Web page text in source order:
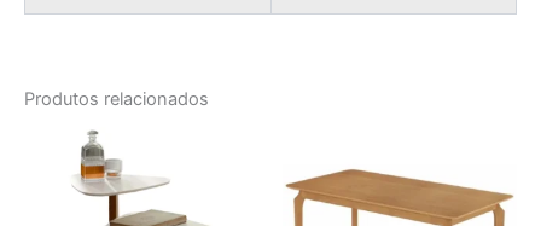
Produtos relacionados